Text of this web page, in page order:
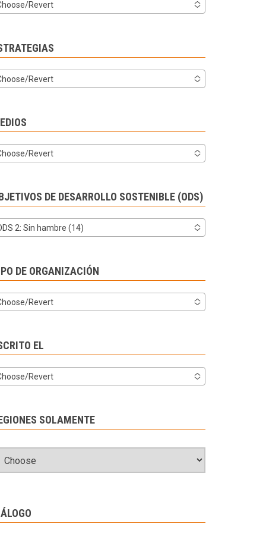
Revert
Revert
Revert
DE DESARROLLO SOSTENIBLE (ODS)
2: Sin hambre (14)
DE ORGANIZACIÓN
Revert
EL
Revert
SOLAMENTE